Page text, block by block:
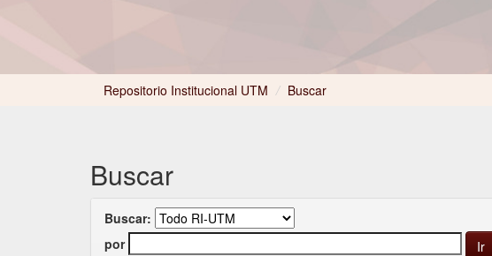
Repositorio Institucional UTM / Buscar
Buscar
Buscar:
por